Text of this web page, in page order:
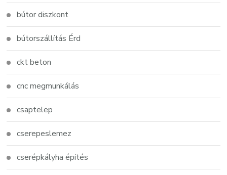
bútor diszkont
bútorszállítás Érd
ckt beton
cnc megmunkálás
csaptelep
cserepeslemez
cserépkályha építés